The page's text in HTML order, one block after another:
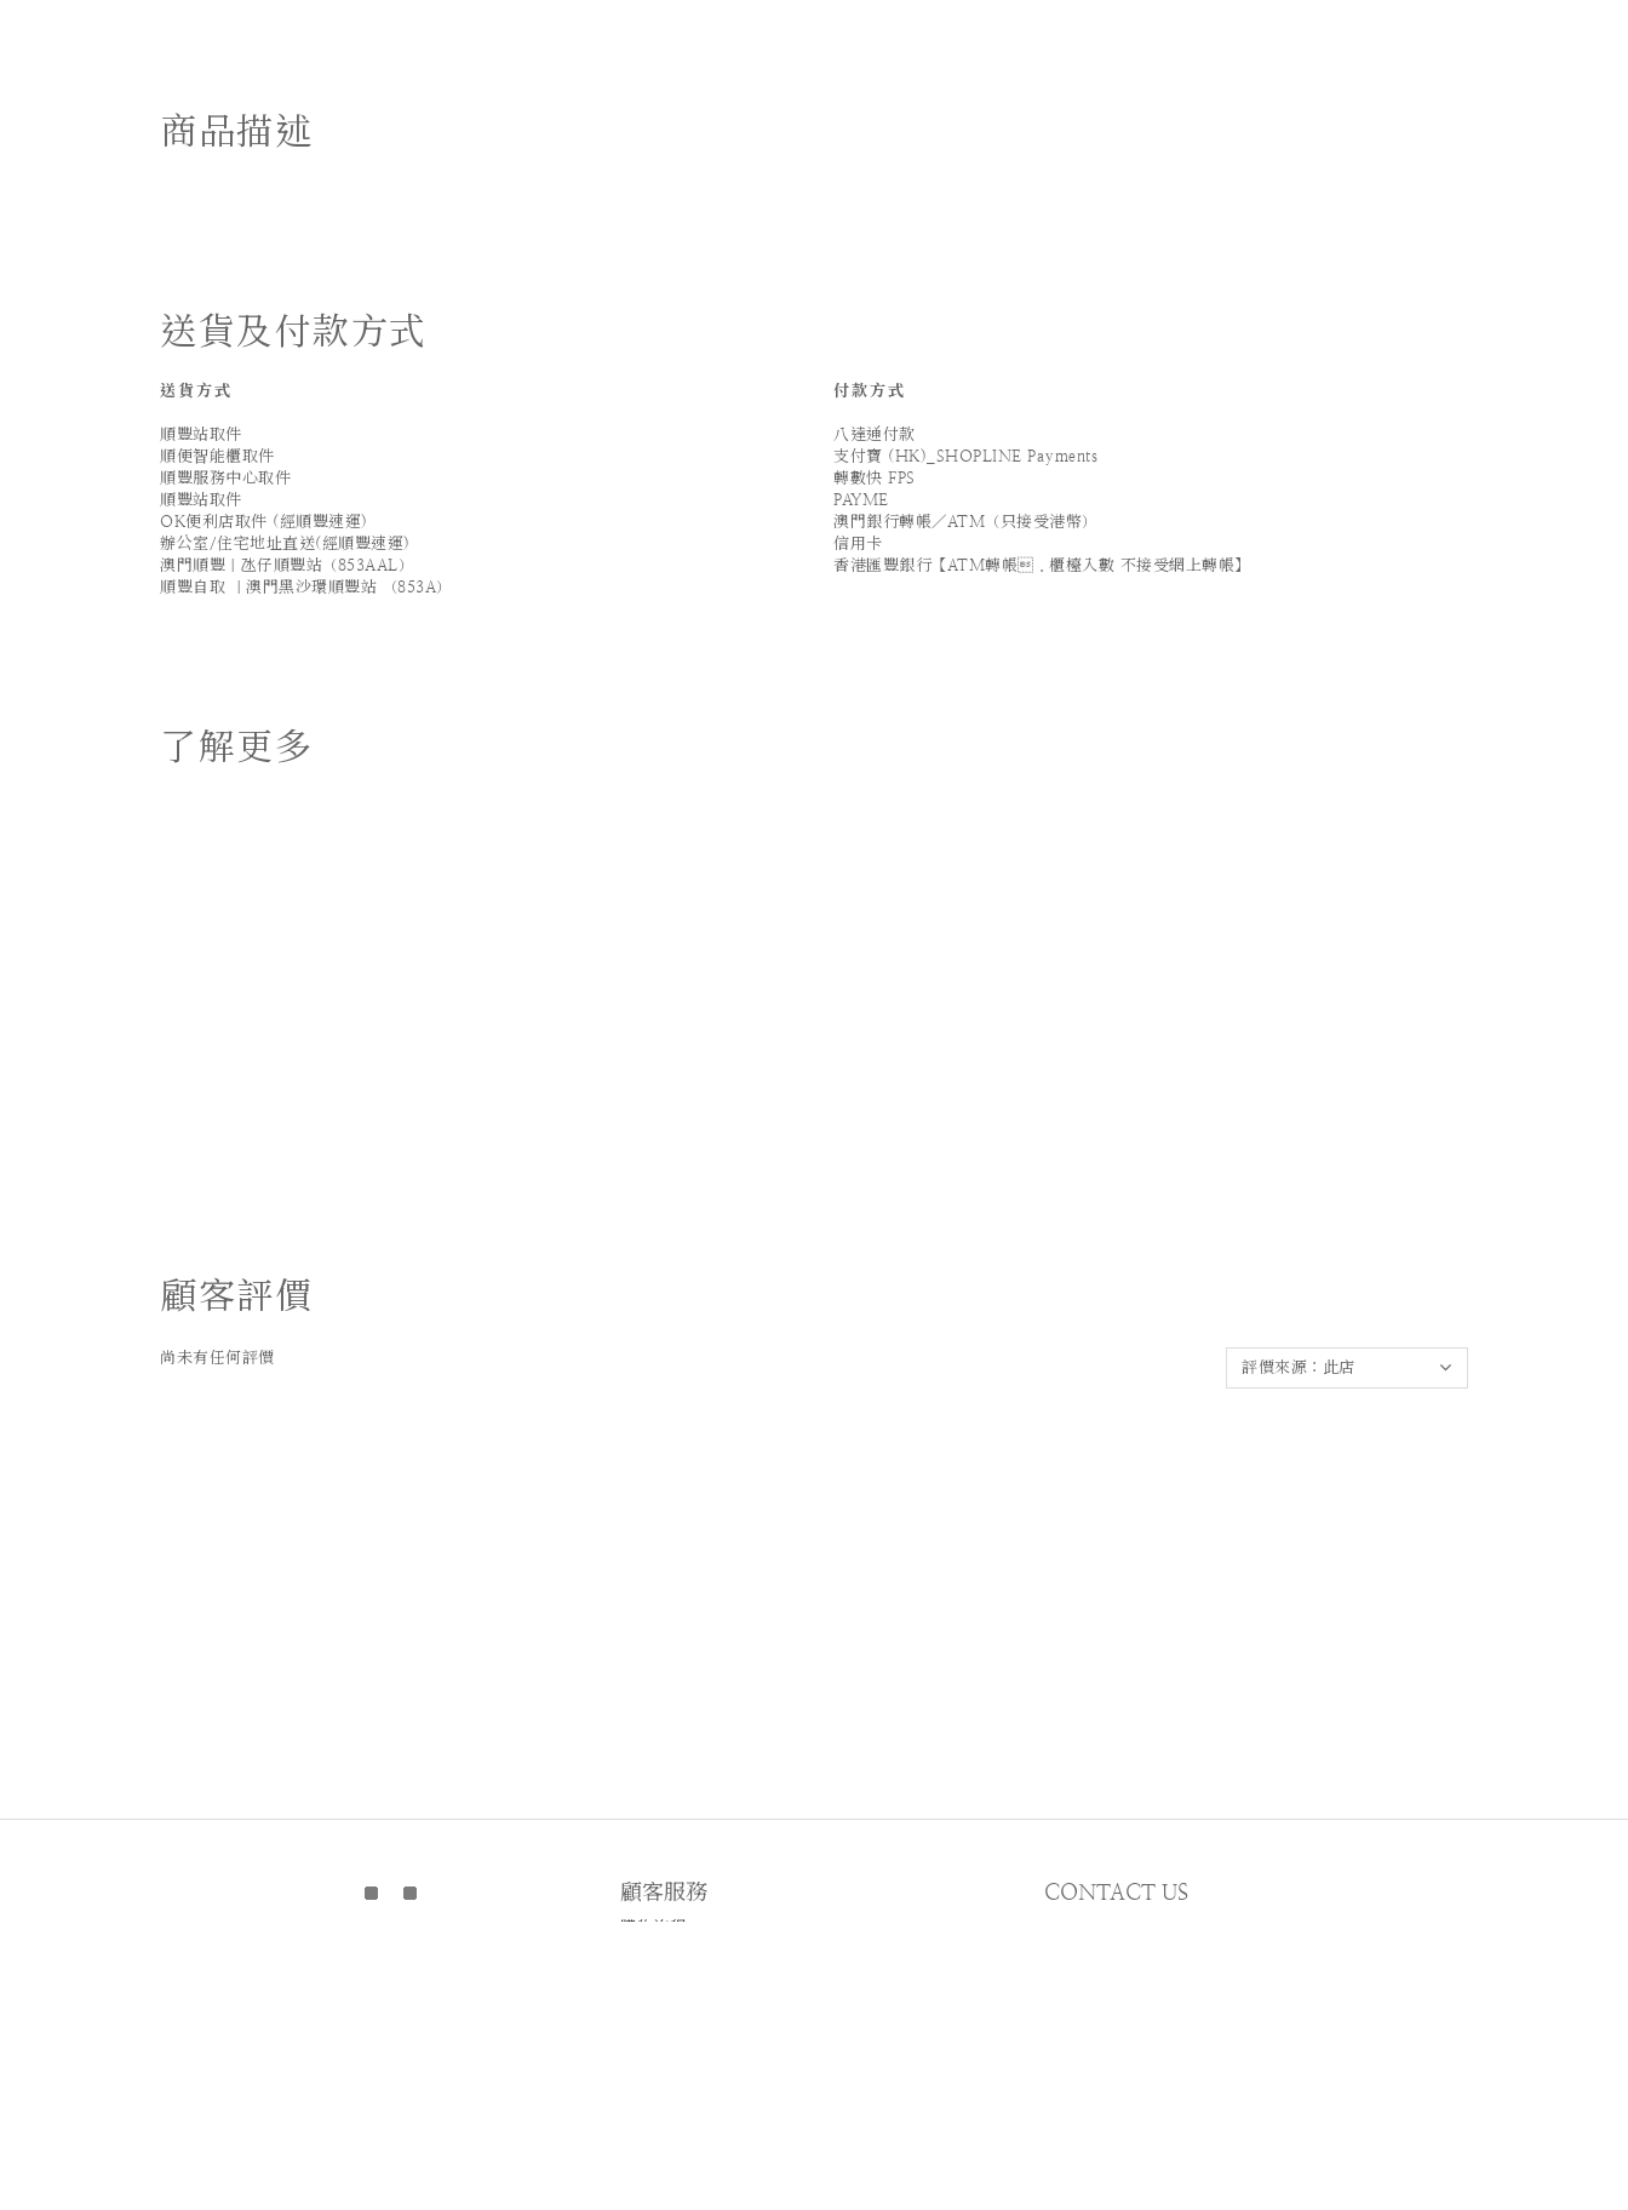
商品描述
送貨及付款方式
送貨方式
順豐站取件
順便智能櫃取件
順豐服務中心取件
順豐站取件
OK便利店取件 (經順豐速運)
辦公室/住宅地址直送(經順豐速運)
澳門順豐｜氹仔順豐站（853AAL）
順豐自取 ｜澳門黑沙環順豐站 （853A）
付款方式
八達通付款
支付寶 (HK)_SHOPLINE Payments
轉數快 FPS
PAYME
澳門銀行轉帳／ATM（只接受港幣）
信用卡
香港匯豐銀行【ATM轉帳．櫃檯入數 不接受網上轉帳】
了解更多
顧客評價
尚未有任何評價
顧客服務
購物流程
CONTACT US